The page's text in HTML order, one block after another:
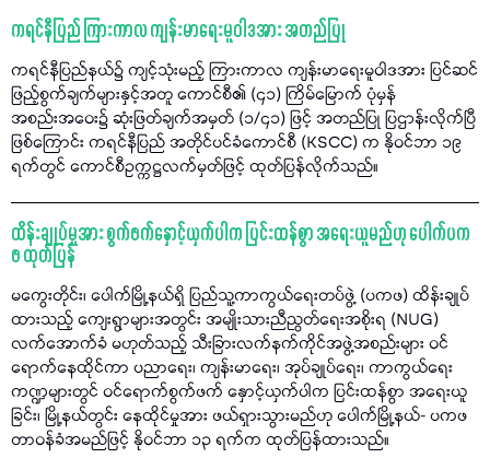
ကရင်နီပြည် ကြားကာလ ကျန်းမာရေးမူဝါဒအား အတည်ပြု
ကရင်နီပြည်နယ်၌ ကျင့်သုံးမည့် ကြားကာလ ကျန်းမာရေးမူဝါဒအား ပြင်ဆင်
ဖြည့်စွက်ချက်များနှင့်အတူ ကောင်စီ၏ (၄၁) ကြိမ်မြောက် ပုံမှန်
အစည်းအဝေး၌ ဆုံးဖြတ်ချက်အမှတ် (၁/၄၁) ဖြင့် အတည်ပြု ပြဌာန်းလိုက်ပြီ
ဖြစ်ကြောင်း ကရင်နီပြည် အတိုင်ပင်ခံကောင်စီ (KSCC) က နိုဝင်ဘာ ၁၉
ရက်တွင် ကောင်စီဥက္ကဋ္ဌလက်မှတ်ဖြင့် ထုတ်ပြန်လိုက်သည်။
ထိန်းချုပ်မှုအား စွက်ဖက်နှောင့်ယှက်ပါက ပြင်းထန်စွာ အရေးယူမည်ဟု ပေါက်ပက
ဖ ထုတ်ပြန်
မကွေးတိုင်း၊ ပေါက်မြို့နယ်ရှိ ပြည်သူ့ကာကွယ်ရေးတပ်ဖွဲ့ (ပကဖ) ထိန်းချုပ်
ထားသည့် ကျေးရွာများအတွင်း အမျိုးသားညီညွတ်ရေးအစိုးရ (NUG)
လက်အောက်ခံ မဟုတ်သည့် သီးခြားလက်နက်ကိုင်အဖွဲ့အစည်းများ ဝင်
ရောက်နေထိုင်ကာ ပညာရေး၊ ကျန်းမာရေး၊ အုပ်ချုပ်ရေး၊ ကာကွယ်ရေး
ကဏ္ဍများတွင် ဝင်ရောက်စွက်ဖက် နှောင့်ယှက်ပါက ပြင်းထန်စွာ အရေးယူ
ခြင်း၊ မြို့နယ်တွင်း နေထိုင်မှုအား ဖယ်ရှားသွားမည်ဟု ပေါက်မြို့နယ်- ပကဖ
တာဝန်ခံအမည်ဖြင့် နိုဝင်ဘာ ၁၃ ရက်က ထုတ်ပြန်ထားသည်။